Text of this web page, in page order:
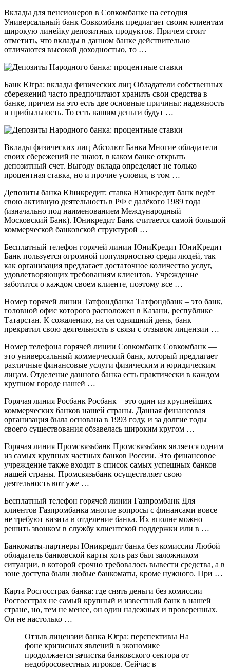
Вклады для пенсионеров в Совкомбанке на сегодня
Универсальный банк Совкомбанк предлагает своим клиентам
широкую линейку депозитных продуктов. Причем стоит
отметить, что вклады в данном банке действительно
отличаются высокой доходностью, то …
Банк Югра: вклады физических лиц Обладатели собственных
сбережений часто предпочитают хранить свои средства в
банке, причем на это есть две основные причины: надежность
и прибыльность. То есть вашим деньги будут …
Вклады физических лиц Абсолют Банка Многие обладатели
своих сбережений не знают, в каком банке открыть
депозитный счет. Выгоду вклада определяет не только
процентная ставка, но и прочие условия, в том …
Депозиты банка Юникредит: ставка Юникредит банк ведёт
свою активную деятельность в РФ с далёкого 1989 года
(изначально под наименованием Международный
Московский Банк). Юникредит Банк считается самой большой
коммерческой банковской структурой …
Бесплатный телефон горячей линии ЮниКредит ЮниКредит
Банк пользуется огромной популярностью среди людей, так
как организация предлагает достаточное количество услуг,
удовлетворяющих требованиям клиентов. Учреждение
заботится о каждом своем клиенте, поэтому все …
Номер горячей линии Татфондбанка Татфондбанк – это банк,
головной офис которого расположен в Казани, республике
Татарстан. К сожалению, на сегодняшний день, банк
прекратил свою деятельность в связи с отзывом лицензии …
Номер телефона горячей линии Совкомбанк Совкомбанк —
это универсальный коммерческий банк, который предлагает
различные финансовые услуги физическим и юридическим
лицам. Отделение данного банка есть практически в каждом
крупном городе нашей …
Горячая линия Росбанк Росбанк – это один из крупнейших
коммерческих банков нашей страны. Данная финансовая
организация была основана в 1993 году, и за долгие годы
своего существования обзавелась широким кругом …
Горячая линия Промсвязьбанк Промсвязьбанк является одним
из самых крупных частных банков России. Это финансовое
учреждение также входит в список самых успешных банков
нашей страны. Промсвязьбанк осуществляет свою
деятельность вот уже …
Бесплатный телефон горячей линии Газпромбанк Для
клиентов Газпромбанка многие вопросы с финансами вовсе
не требуют визита в отделение банка. Их вполне можно
решить звонком в службу клиентской поддержки или в …
Банкоматы-партнеры Юникредит банка без комиссии Любой
обладатель банковской карты хоть раз был заложником
ситуации, в которой срочно требовалось вывести средства, а в
зоне доступа были любые банкоматы, кроме нужного. При …
Карта Росгосстрах банка: где снять деньги без комиссии
Росгосстрах не самый крупный и известный банк в нашей
стране, но, тем не менее, он один надежных и проверенных.
Он не настолько …
Отзыв лицензии банка Югра: перспективы На
фоне кризисных явлений в экономике
продолжается зачистка банковского сектора от
недобросовестных игроков. Сейчас в